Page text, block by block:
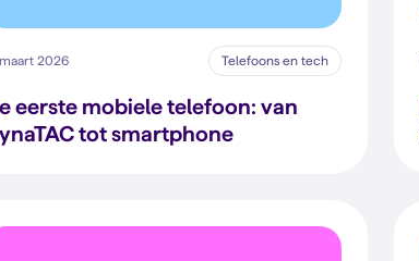
2026 Telefoons en tech
eerste mobiele telefoon: van
tot smartphone